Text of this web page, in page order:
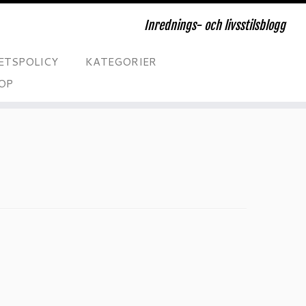
Inrednings- och livsstilsblogg
KATEGORIER